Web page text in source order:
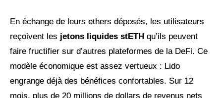
En échange de leurs ethers déposés, les utilisateurs
reçoivent les jetons liquides stETH qu’ils peuvent
faire fructifier sur d’autres plateformes de la DeFi. Ce
modèle économique est assez vertueux : Lido
engrange déjà des bénéfices confortables. Sur 12
mois, plus de 20 millions de dollars de revenus nets